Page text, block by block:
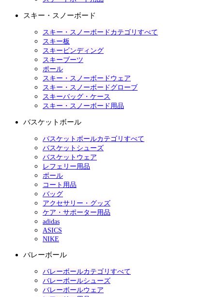
スキー・スノーボード
スキー・スノーボードカテゴリすべて
スキー板
スキービンディング
スキーブーツ
ポール
スキー・スノーボードウェア
スキー・スノーボードグローブ
スキーバッグ・ケース
スキー・スノーボード用品
バスケットボール
バスケットボールカテゴリすべて
バスケットシューズ
バスケットウェア
レフェリー用品
ボール
コート用品
バッグ
アクセサリー・グッズ
ケア・サポーター用品
adidas
ASICS
NIKE
バレーボール
バレーボールカテゴリすべて
バレーボールシューズ
バレーボールウェア